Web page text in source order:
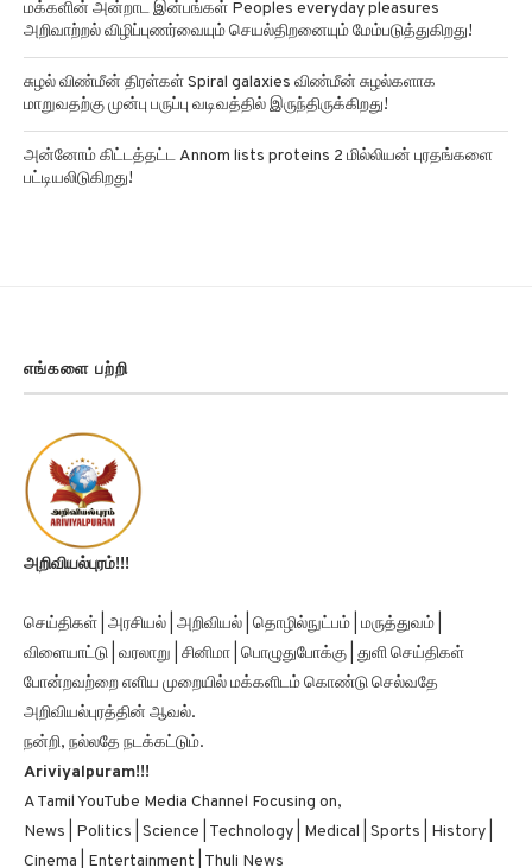
அறிவாற்றல் விழிப்புணர்வையும் செயல்திறனையும் மேம்படுத்துகிறது!
சுழல் விண்மீன் திரள்கள் Spiral galaxies விண்மீன் சுழல்களாக
மாறுவதற்கு முன்பு பருப்பு வடிவத்தில் இருந்திருக்கிறது!
அன்னோம் கிட்டத்தட்ட Annom lists proteins 2 மில்லியன் புரதங்களை
பட்டியலிடுகிறது!
எங்களை பற்றி
அறிவியல்புரம்!!!
செய்திகள் | அரசியல் | அறிவியல் | தொழில்நுட்பம் | மருத்துவம் |
விளையாட்டு | வரலாறு | சினிமா | பொழுதுபோக்கு | துளி செய்திகள்
போன்றவற்றை எளிய முறையில் மக்களிடம் கொண்டு செல்வதே
அறிவியல்புரத்தின் ஆவல்.
நன்றி, நல்லதே நடக்கட்டும்.
Ariviyalpuram!!!
A Tamil YouTube Media Channel Focusing on,
News | Politics | Science | Technology | Medical | Sports | History |
Cinema | Entertainment | Thuli News